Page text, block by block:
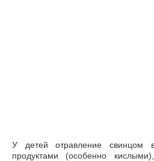
У детей отравление свинцом
продуктами (особенно